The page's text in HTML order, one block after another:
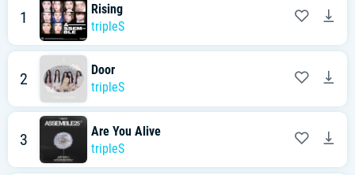
1
Rising
tripleS
2
Door
tripleS
3
Are You Alive
tripleS